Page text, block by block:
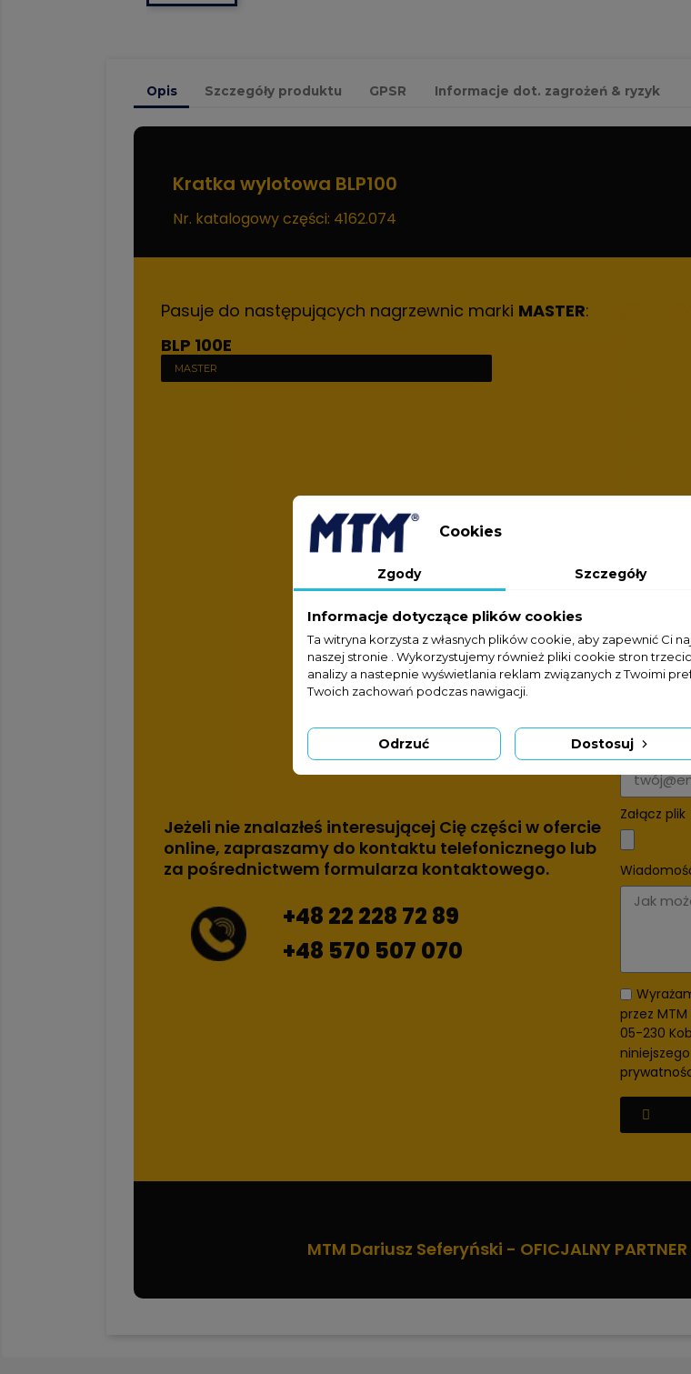
Opis Szczegóły produktu GPSR Informacje dot. zagrożeń & ryzyk
Kratka wylotowa BLP100
Nr. katalogowy części: 4162.074
Pasuje do następujących nagrzewnic marki MASTER:
BLP 100E
MASTER
Jeżeli nie znalazłeś interesującej Cię części w ofercie
online, zapraszamy do kontaktu telefonicznego lub
za pośrednictwem formularza kontaktowego.
+48 22 228 72 89
+48 570 507 070
Adres e-
Załącz plik
przez
05-230
MTM Dariusz Seferyński - OFICJALNY PARTNER
Cookies
Zgody Szczegóły
Informacje dotyczące plików cookies
Ta witryna korzysta z własnych plików cookie, aby zapewnić Ci
naszej stronie . Wykorzystujemy również pliki cookie stron
analizy a nastepnie wyświetlania reklam związanych z Twoimi
Twoich zachowań podczas nawigacji.
Odrzuć Dostosuj